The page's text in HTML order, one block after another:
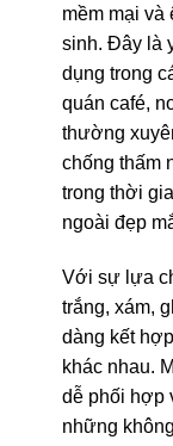
mềm mại và
sinh. Đây là
dụng trong
quán café,
thường
chống thấm
trong thời
ngoài đẹp
Với sự lựa
trắng, xám,
dàng kết
khác nhau.
dễ phối hợp
những